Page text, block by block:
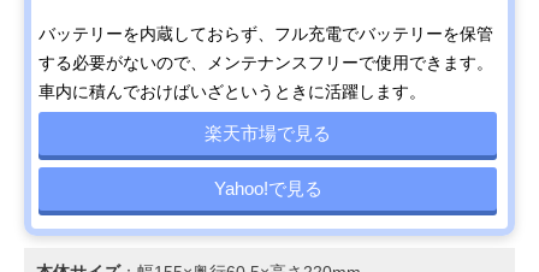
バッテリーを内蔵しておらず、フル充電でバッテリーを保管
する必要がないので、メンテナンスフリーで使用できます。
車内に積んでおけばいざというときに活躍します。
楽天市場で見る
Yahoo!で見る